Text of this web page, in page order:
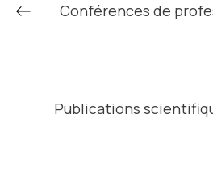
Conférences de
Publications